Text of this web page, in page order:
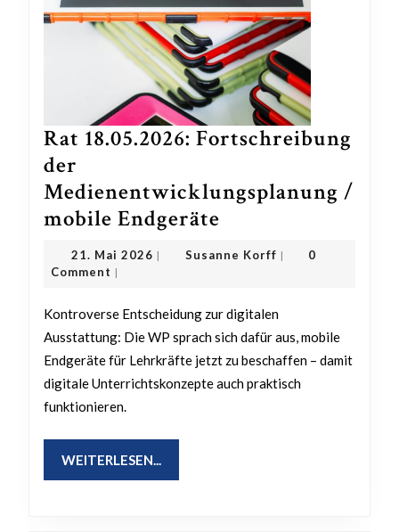
Rat 18.05.2026: Fortschreibung
der
Medienentwicklungsplanung /
mobile Endgeräte
18.05.2026:
Fortschreibung
/
mobile
21. Mai 2026 21.
| Susanne KorffSusanne
|
0
Comment |
Kontroverse Entscheidung zur digitalen
Ausstattung: Die WP sprach sich dafür aus, mobile
Endgeräte für Lehrkräfte jetzt zu beschaffen – damit
digitale Unterrichtskonzepte auch praktisch
funktionieren.
WEITERLESEN...